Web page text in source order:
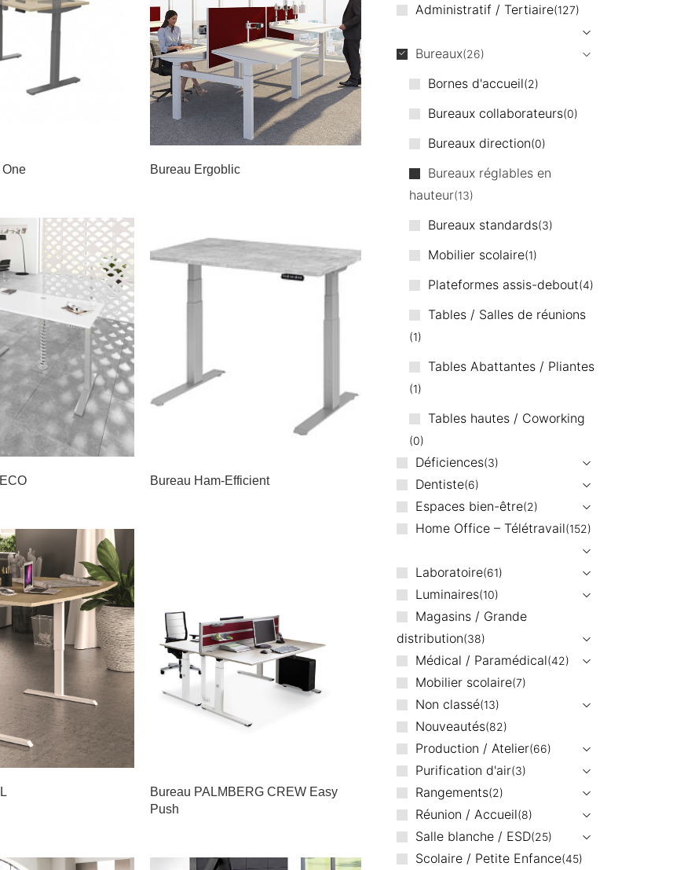
Bureau Ergoblic
Bureau Ham-Efficient
Bureau PALMBERG CREW Easy
Push
Administratif / Tertiaire 127
Bureaux 26
Bornes d'accueil 2
Bureaux collaborateurs 0
Bureaux direction 0
Bureaux réglables en
hauteur 13
Bureaux standards 3
Mobilier scolaire 1
Plateformes assis-debout 4
Tables / Salles de réunions
1
Tables Abattantes / Pliantes
1
Tables hautes / Coworking
0
Déficiences 3
Dentiste 6
Espaces bien-être 2
Home Office – Télétravail 152
Laboratoire 61
Luminaires 10
Magasins / Grande
distribution 38
Médical / Paramédical 42
Mobilier scolaire 7
Non classé 13
Nouveautés 82
Production / Atelier 66
Purification d'air 3
Rangements 2
Réunion / Accueil 8
Salle blanche / ESD 25
Scolaire / Petite Enfance 45